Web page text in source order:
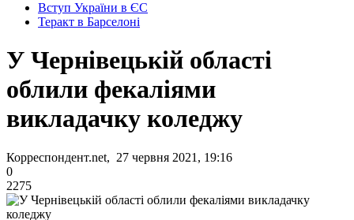
Вступ України в ЄС
Теракт в Барселоні
У Чернівецькій області
облили фекаліями
викладачку коледжу
Корреспондент.net, 27 червня 2021, 19:16
0
2275